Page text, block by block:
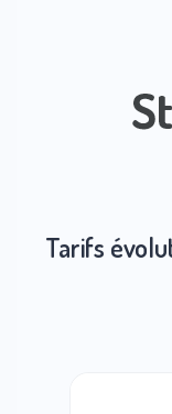
Tarifs